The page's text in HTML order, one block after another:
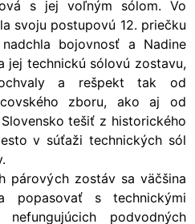
s jej voľným sólom. Vo
svoju postupovú 12. priečku
bojovnosť a Nadine
jej technickú sólovú zostavu,
a rešpekt tak od
zboru, ako aj od
tešiť z historického
v súťaži technických sól
párových zostáv sa väčšina
popasovať s technickými
podvodných